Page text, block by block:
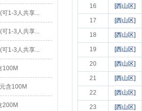
1-3人共享...
1-3人共享...
1-3人共享...
100M
含100M
200M
16 [西山区]
17 [西山区]
18 [西山区]
19 [西山区]
20 [西山区]
21 [西山区]
22 [西山区]
23 [西山区]